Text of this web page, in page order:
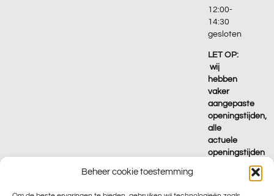
Beheer cookie toestemming
12:00-
14:30
gesloten
LET OP:
wij
hebben
vaker
aangepaste
openingstijden,
alle
actuele
openingstijden